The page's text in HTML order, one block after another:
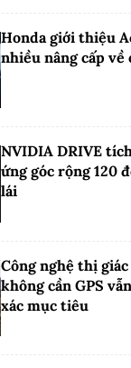
Honda giới thiệu
nhiều nâng cấp về
NVIDIA DRIVE
ứng góc rộng 120
lái
Công nghệ thị
không cần GPS
xác mục tiêu